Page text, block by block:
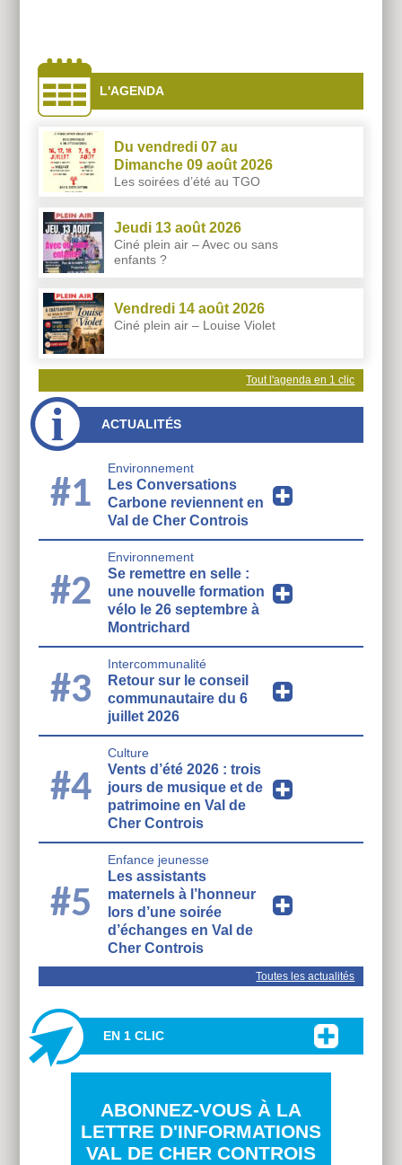
côtés
L'AGENDA
Du vendredi 07 au
Dimanche 09 août 2026
Les soirées d’été au TGO
Jeudi 13 août 2026
Ciné plein air – Avec ou sans
enfants ?
Vendredi 14 août 2026
Ciné plein air – Louise Violet
Tout l'agenda en 1 clic
ACTUALITÉS
#1
Environnement
Les Conversations
Carbone reviennent en
Val de Cher Controis
#2
Environnement
Se remettre en selle :
une nouvelle formation
vélo le 26 septembre à
Montrichard
#3
Intercommunalité
Retour sur le conseil
communautaire du 6
juillet 2026
#4
Culture
Vents d’été 2026 : trois
jours de musique et de
patrimoine en Val de
Cher Controis
#5
Enfance jeunesse
Les assistants
maternels à l’honneur
lors d’une soirée
d’échanges en Val de
Cher Controis
Toutes les actualités
EN 1 CLIC
ABONNEZ-VOUS À LA
LETTRE D'INFORMATIONS
VAL DE CHER CONTROIS